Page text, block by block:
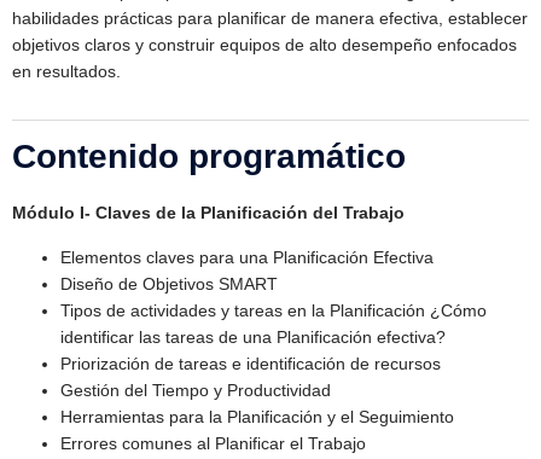
habilidades prácticas para planificar de manera efectiva, establecer
objetivos claros y construir equipos de alto desempeño enfocados
en resultados.
Contenido programático
Módulo I- Claves de la Planificación del Trabajo
Elementos claves para una Planificación Efectiva
Diseño de Objetivos SMART
Tipos de actividades y tareas en la Planificación ¿Cómo
identificar las tareas de una Planificación efectiva?
Priorización de tareas e identificación de recursos
Gestión del Tiempo y Productividad
Herramientas para la Planificación y el Seguimiento
Errores comunes al Planificar el Trabajo